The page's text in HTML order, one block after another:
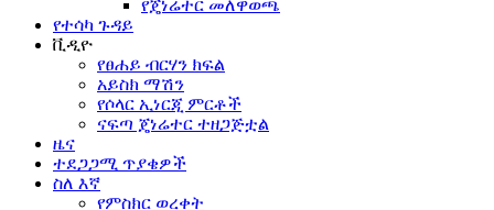
የጄነሬተር መለዋወጫ
የተሳካ ጉዳይ
ቪዲዮ
የፀሐይ ብርሃን ክፍል
አይስክ ማሽን
የሶላር ኢነርጂ ምርቶች
ናፍጣ ጄነሬተር ተዘጋጅቷል
ዜና
ተደጋጋሚ ጥያቄዎች
ስለ እኛ
የምስክር ወረቀት